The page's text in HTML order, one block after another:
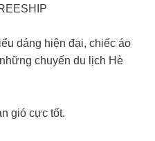
dáng hiện đại, chiếc áo
chuyến du lịch Hè
gió cực tốt.